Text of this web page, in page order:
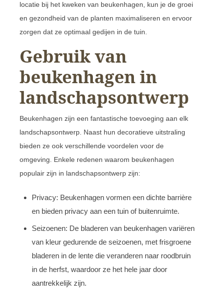
locatie bij het kweken van beukenhagen, kun je de groei
en gezondheid van de planten maximaliseren en ervoor
zorgen dat ze optimaal gedijen in de tuin.
Gebruik van
beukenhagen in
landschapsontwerp
Beukenhagen zijn een fantastische toevoeging aan elk
landschapsontwerp. Naast hun decoratieve uitstraling
bieden ze ook verschillende voordelen voor de
omgeving. Enkele redenen waarom beukenhagen
populair zijn in landschapsontwerp zijn:
Privacy: Beukenhagen vormen een dichte barrière
en bieden privacy aan een tuin of buitenruimte.
Seizoenen: De bladeren van beukenhagen variëren
van kleur gedurende de seizoenen, met frisgroene
bladeren in de lente die veranderen naar roodbruin
in de herfst, waardoor ze het hele jaar door
aantrekkelijk zijn.